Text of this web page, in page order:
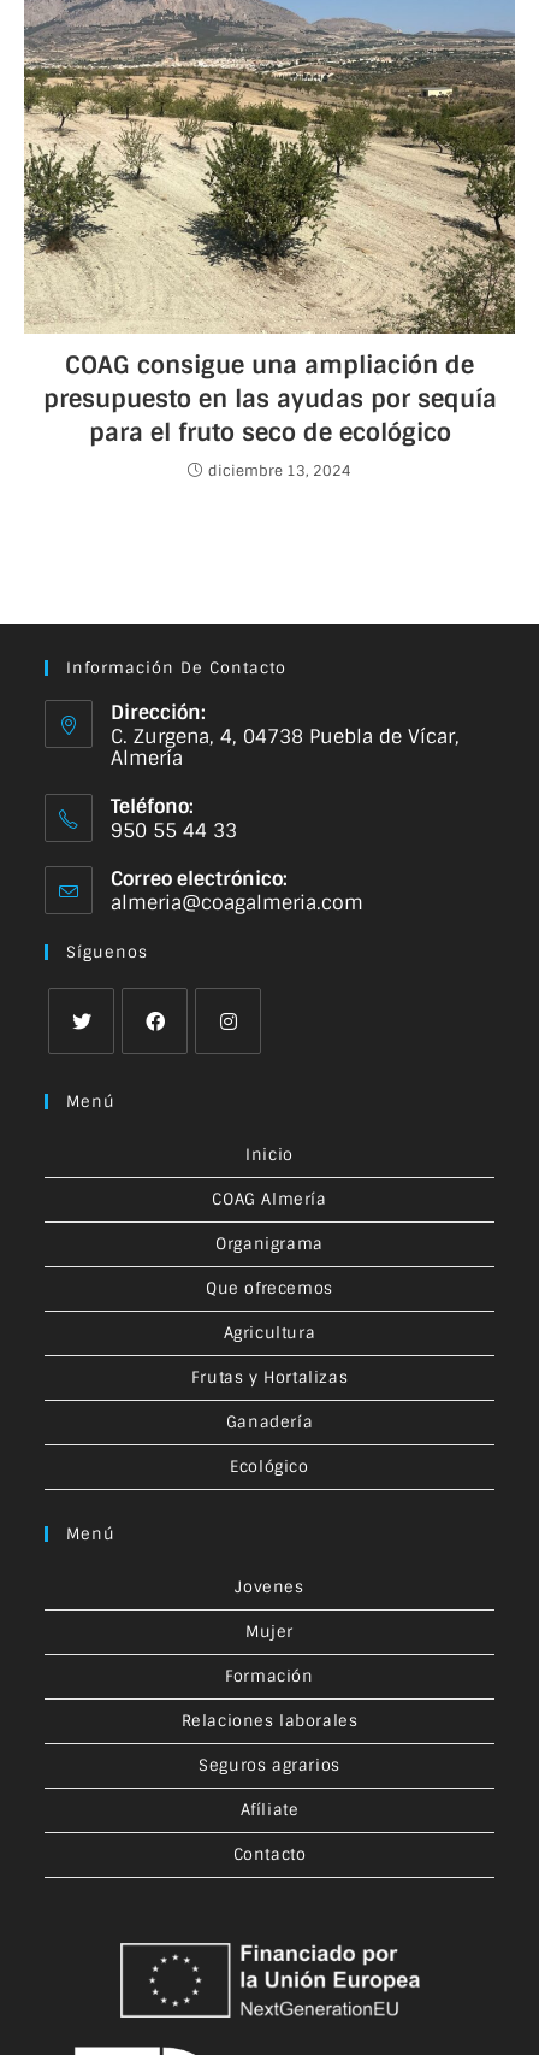
COAG consigue una ampliación de
presupuesto en las ayudas por sequía
para el fruto seco de ecológico
diciembre 13, 2024
Información De Contacto
Dirección:
C. Zurgena, 4, 04738 Puebla de Vícar,
Almería
Teléfono:
950 55 44 33
Correo electrónico:
almeria@coagalmeria.com
Síguenos
Menú
Inicio
COAG Almería
Organigrama
Que ofrecemos
Agricultura
Frutas y Hortalizas
Ganadería
Ecológico
Menú
Jovenes
Mujer
Formación
Relaciones laborales
Seguros agrarios
Afíliate
Contacto